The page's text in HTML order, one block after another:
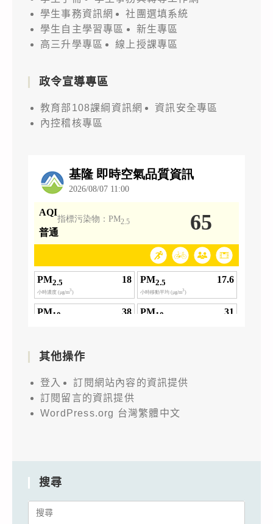
學生事務資訊網
社團選填系統
學生自主學習專區
新生專區
高三升學專區
線上授課專區
政令宣導專區
教育部108課綱資訊網
資訊安全專區
內控稽核專區
其他操作
登入
訂閱網站內容的資訊提供
訂閱留言的資訊提供
WordPress.org 台灣繁體中文
搜尋
Search